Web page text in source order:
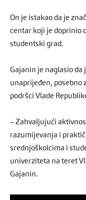
On je istakao da je
centar koji je doprinio
studentski grad.
Gajanin je naglasio
unaprijeđen, posebno
podršci Vlade
– Zahvaljujući
razumijevanja i
srednjoškolcima i
univerziteta na teret
Gajanin.